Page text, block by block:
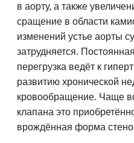
в аорту, а также
сращение в области
изменений устье аорты
затрудняется.
перегрузка ведёт к
развитию хронической
кровообращение. Чаще
клапана это
врождённая форма